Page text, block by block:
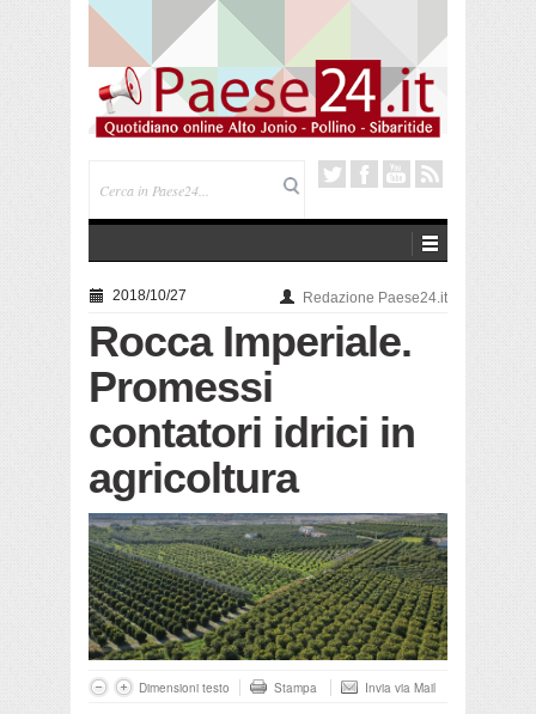
Saracena. Presentato “America”, il romanzo di Luigi
Pandolfi che racconta l’emigrazione
2018/10/27 Redazione Paese24.it
Rocca Imperiale.
Promessi
contatori idrici in
agricoltura
Dimensioni testo Stampa Invia via Mail